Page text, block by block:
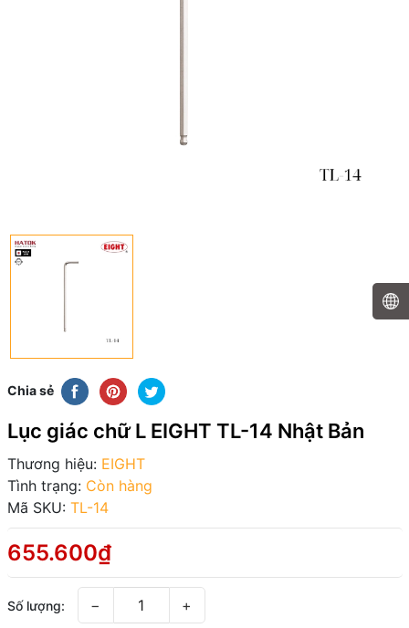
Chia sẻ
Lục giác chữ L EIGHT TL-14 Nhật Bản
Thương hiệu: EIGHT
Tình trạng: Còn hàng
Mã SKU: TL-14
655.600₫
Số lượng: − +